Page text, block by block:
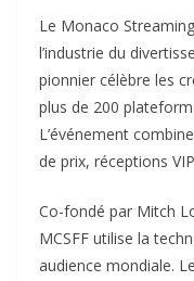
Le Monaco
l’industrie du
pionnier célèbre les
plus de 200
L’événement
de prix, réceptions
Co-fondé par Mitch
MCSFF utilise la
audience mondiale.